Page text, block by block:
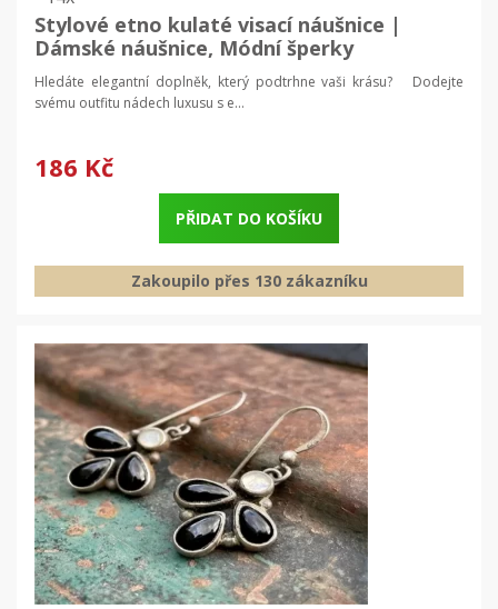
Stylové etno kulaté visací náušnice |
Dámské náušnice, Módní šperky
Hledáte elegantní doplněk, který podtrhne vaši krásu? Dodejte
svému outfitu nádech luxusu s e...
186 Kč
PŘIDAT DO KOŠÍKU
Zakoupilo přes 130 zákazníku